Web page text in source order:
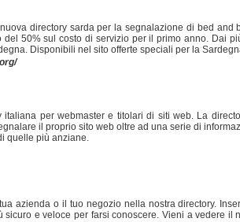
directory sarda per la segnalazione di bed
50% sul costo di servizio per il primo anno. Dai
Disponibili nel sito offerte speciali per la
italiana per webmaster e titolari di siti web. La
il proprio sito web oltre ad una serie di
quelle più anziane.
azienda o il tuo negozio nella nostra directory.
sicuro e veloce per farsi conoscere. Vieni a vedere